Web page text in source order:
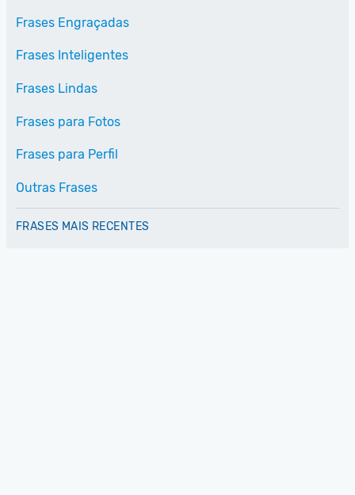
Frases Engraçadas
Frases Inteligentes
Frases Lindas
Frases para Fotos
Frases para Perfil
Outras Frases
FRASES MAIS RECENTES